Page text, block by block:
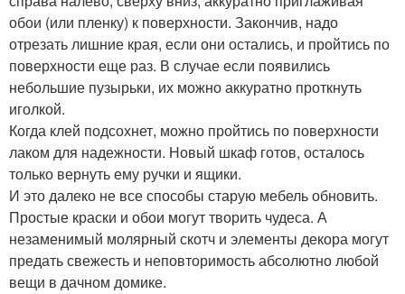
обои (или пленку) к поверхности. Закончив, надо
отрезать лишние края, если они остались, и пройтись по
поверхности еще раз. В случае если появились
небольшие пузырьки, их можно аккуратно проткнуть
иголкой.
Когда клей подсохнет, можно пройтись по поверхности
лаком для надежности. Новый шкаф готов, осталось
только вернуть ему ручки и ящики.
И это далеко не все способы старую мебель обновить.
Простые краски и обои могут творить чудеса. А
незаменимый молярный скотч и элементы декора могут
предать свежесть и неповторимость абсолютно любой
вещи в дачном домике.